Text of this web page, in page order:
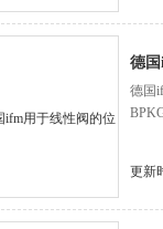
德
德国
更新